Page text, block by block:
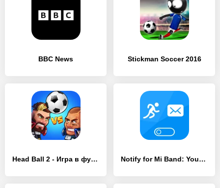
BBC News Stickman Soccer 2016
Head Ball 2 - Игра в футбол Notify for Mi Band: Your privacy first